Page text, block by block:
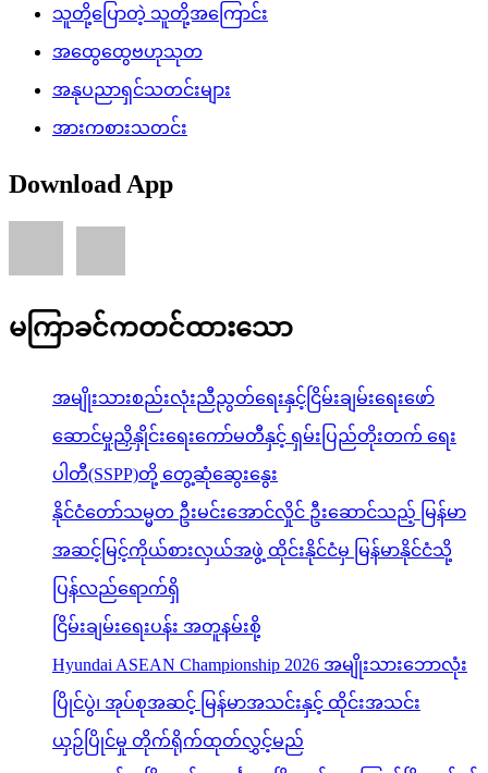
သူတို့ပြောတဲ့ သူတို့အကြောင်း
အထွေထွေဗဟုသုတ
အနုပညာရှင်သတင်းများ
အားကစားသတင်း
Download App
မကြာခင်ကတင်ထားသော
အမျိုးသားစည်းလုံးညီညွတ်ရေးနှင့်ငြိမ်းချမ်းရေးဖော်
ဆောင်မှုညှိနှိုင်းရေးကော်မတီနှင့် ရှမ်းပြည်တိုးတက် ရေး
ပါတီ(SSPP)တို့ တွေ့ဆုံဆွေးနွေး
နိုင်ငံတော်သမ္မတ ဦးမင်းအောင်လှိုင် ဦးဆောင်သည့် မြန်မာ
အဆင့်မြင့်ကိုယ်စားလှယ်အဖွဲ့ ထိုင်းနိုင်ငံမှ မြန်မာနိုင်ငံသို့
ပြန်လည်ရောက်ရှိ
ငြိမ်းချမ်းရေးပန်း အတူနမ်းစို့
Hyundai ASEAN Championship 2026 အမျိုးသားဘောလုံး
ပြိုင်ပွဲ၊ အုပ်စုအဆင့် မြန်မာအသင်းနှင့် ထိုင်းအသင်း
ယှဉ်ပြိုင်မှု တိုက်ရိုက်ထုတ်လွှင့်မည်